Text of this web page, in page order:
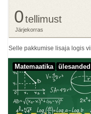
0tellimust
Järjekorras
Selle pakkumise lisaja logis
Matemaatika ülesanded